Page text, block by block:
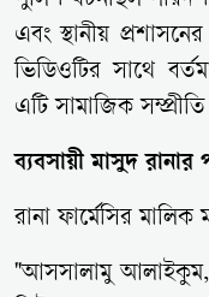
এবং স্থানীয়
ভিডিওটির সাথে
এটি সামাজিক সম্প্রীতি
ব্যবসায়ী মাসুদ রানার
রানা ফার্মেসির
"আসসালামু আলাইকুম,